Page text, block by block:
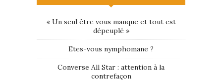
« Un seul être vous manque et tout est
dépeuplé »
Etes-vous nymphomane ?
Converse All Star : attention à la
contrefaçon